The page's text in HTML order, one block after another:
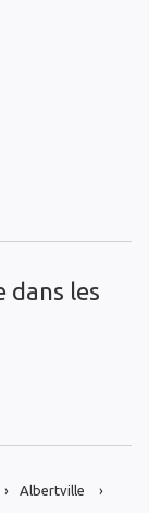
dans les
Albertville